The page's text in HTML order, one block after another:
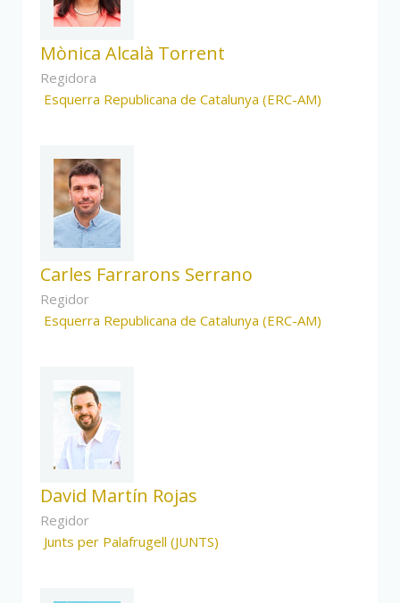
Mònica Alcalà Torrent
Regidora
Esquerra Republicana de Catalunya (ERC-AM)
Carles Farrarons Serrano
Regidor
Esquerra Republicana de Catalunya (ERC-AM)
David Martín Rojas
Regidor
Junts per Palafrugell (JUNTS)